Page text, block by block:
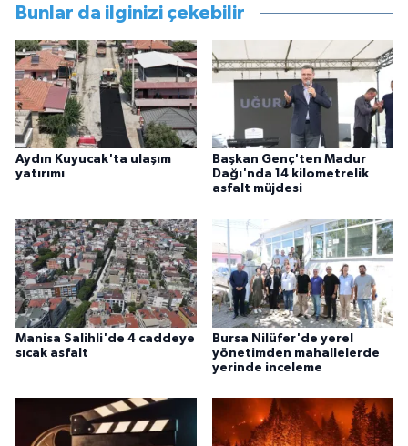
Bunlar da ilginizi çekebilir
Aydın Kuyucak'ta ulaşım
yatırımı
Başkan Genç'ten Madur
Dağı'nda 14 kilometrelik
asfalt müjdesi
Manisa Salihli'de 4 caddeye
sıcak asfalt
Bursa Nilüfer'de yerel
yönetimden mahallelerde
yerinde inceleme